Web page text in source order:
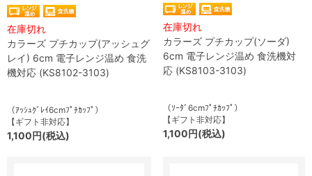
在庫切れ
カラーズ プチカップ(アッシュグ
レイ) 6cm 電子レンジ温め 食洗
機対応 (KS8102-3103)
（ｱｯｼｭｸﾞﾚｲ6cmﾌﾟﾁｶｯﾌﾟ）
【ギフト非対応】
1,100円(税込)
在庫切れ
カラーズ プチカップ(ソーダ)
6cm 電子レンジ温め 食洗機対
応 (KS8103-3103)
（ｿｰﾀﾞ6cmﾌﾟﾁｶｯﾌﾟ）
【ギフト非対応】
1,100円(税込)